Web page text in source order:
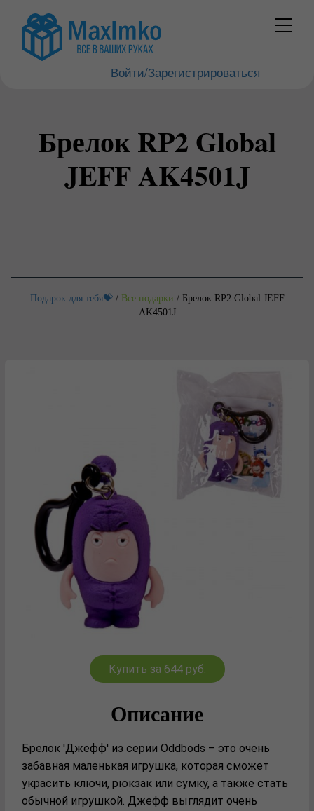
Войти/Зарегистрироваться
Брелок RP2 Global
JEFF AK4501J
Подарок для тебя💝/ Все подарки / Брелок RP2 Global JEFF
AK4501J
Купить за 644 руб.
Описание
Брелок 'Джефф' из серии Oddbods – это очень
забавная маленькая игрушка, которая сможет
украсить ключи, рюкзак или сумку, а также стать
обычной игрушкой. Джефф выглядит очень